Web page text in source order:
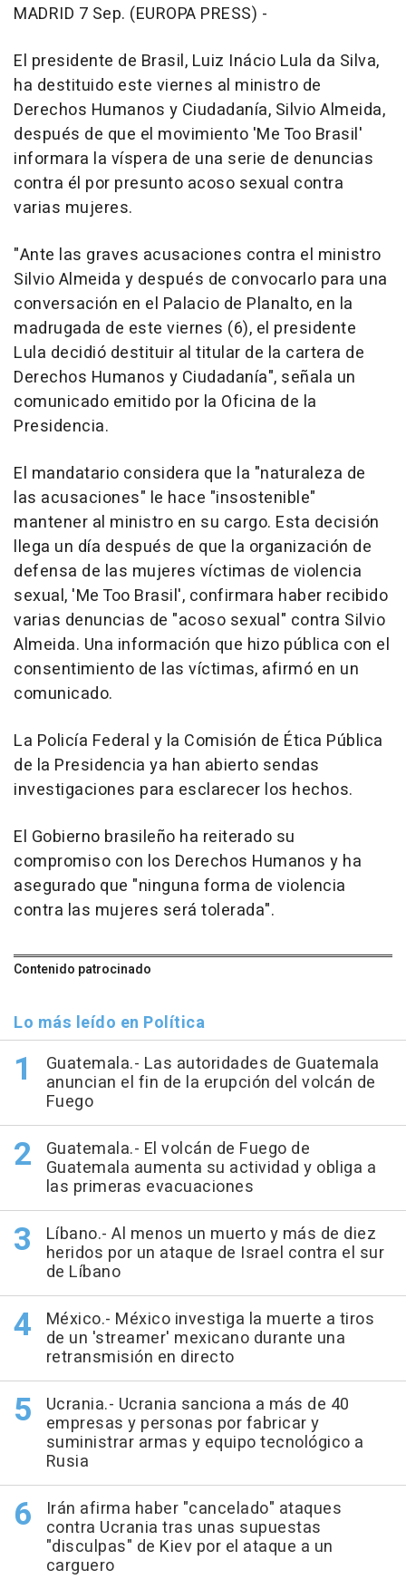
MADRID 7 Sep. (EUROPA PRESS) -
El presidente de Brasil, Luiz Inácio Lula da Silva,
ha destituido este viernes al ministro de
Derechos Humanos y Ciudadanía, Silvio Almeida,
después de que el movimiento 'Me Too Brasil'
informara la víspera de una serie de denuncias
contra él por presunto acoso sexual contra
varias mujeres.
"Ante las graves acusaciones contra el ministro
Silvio Almeida y después de convocarlo para una
conversación en el Palacio de Planalto, en la
madrugada de este viernes (6), el presidente
Lula decidió destituir al titular de la cartera de
Derechos Humanos y Ciudadanía", señala un
comunicado emitido por la Oficina de la
Presidencia.
El mandatario considera que la "naturaleza de
las acusaciones" le hace "insostenible"
mantener al ministro en su cargo. Esta decisión
llega un día después de que la organización de
defensa de las mujeres víctimas de violencia
sexual, 'Me Too Brasil', confirmara haber recibido
varias denuncias de "acoso sexual" contra Silvio
Almeida. Una información que hizo pública con el
consentimiento de las víctimas, afirmó en un
comunicado.
La Policía Federal y la Comisión de Ética Pública
de la Presidencia ya han abierto sendas
investigaciones para esclarecer los hechos.
El Gobierno brasileño ha reiterado su
compromiso con los Derechos Humanos y ha
asegurado que "ninguna forma de violencia
contra las mujeres será tolerada".
Contenido patrocinado
Lo más leído en Política
Guatemala.- Las autoridades de Guatemala
anuncian el fin de la erupción del volcán de
Fuego
Guatemala.- El volcán de Fuego de
Guatemala aumenta su actividad y obliga a
las primeras evacuaciones
Líbano.- Al menos un muerto y más de diez
heridos por un ataque de Israel contra el sur
de Líbano
México.- México investiga la muerte a tiros
de un 'streamer' mexicano durante una
retransmisión en directo
Ucrania.- Ucrania sanciona a más de 40
empresas y personas por fabricar y
suministrar armas y equipo tecnológico a
Rusia
Irán afirma haber "cancelado" ataques
contra Ucrania tras unas supuestas
"disculpas" de Kiev por el ataque a un
carguero